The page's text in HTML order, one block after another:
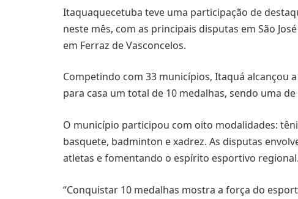
Itaquaquecetuba teve uma participação de
neste mês, com as principais disputas em São
em Ferraz de Vasconcelos.
Competindo com 33 municípios, Itaquá alcançou
para casa um total de 10 medalhas, sendo uma
O município participou com oito modalidades:
basquete, badminton e xadrez. As disputas
atletas e fomentando o espírito esportivo regional.
“Conquistar 10 medalhas mostra a força do